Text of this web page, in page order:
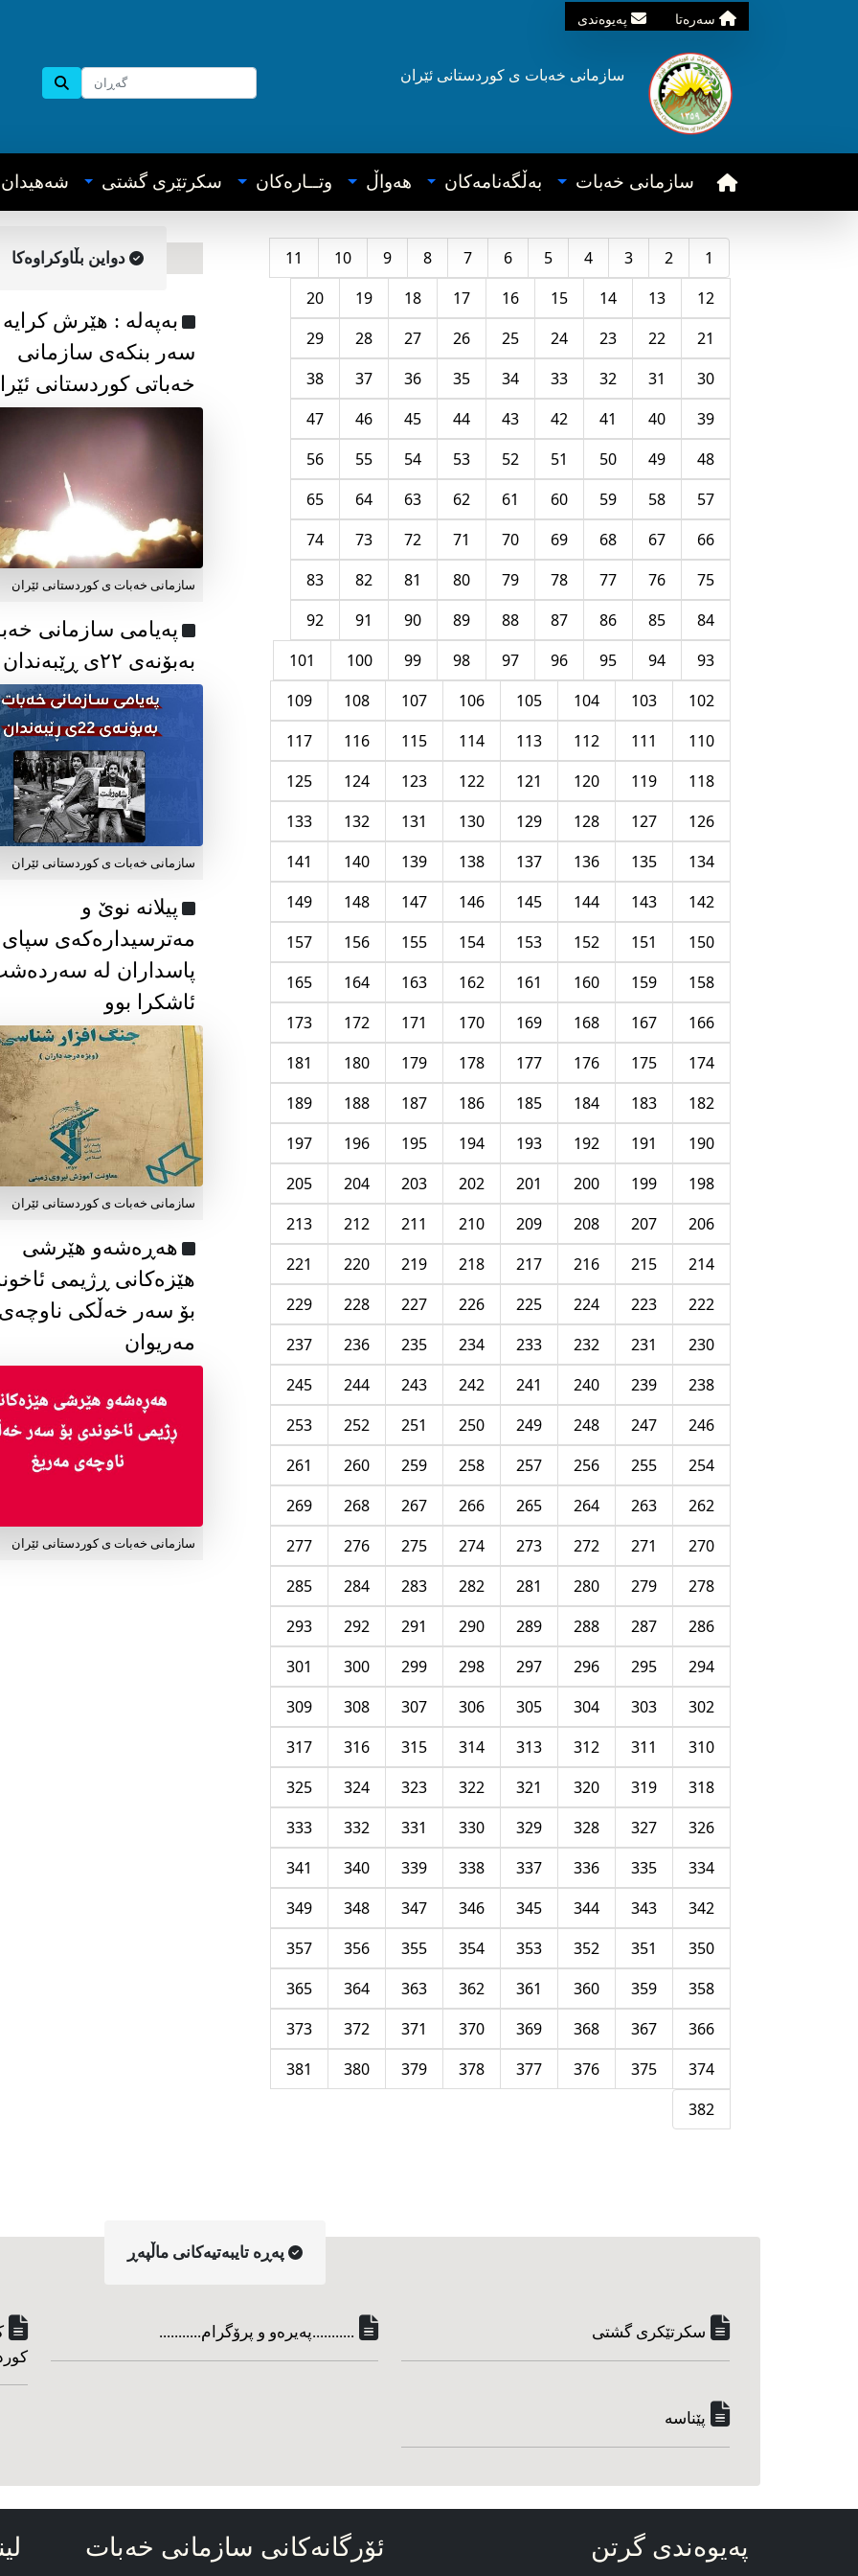
سه‌ره‌تا په‌یوه‌ندی
سازمانی خه‌بات ی کوردستانی ئێران
سازمانی خه‌بات به‌ڵگه‌نامه‌کان هه‌واڵ وتــاره‌کان سکرتێری گشتی شه‌هیدان
1
2
3
4
5
6
7
8
9
10
11
12
13
14
15
16
17
18
19
20
21
22
23
24
25
26
27
28
29
30
31
32
33
34
35
36
37
38
39
40
41
42
43
44
45
46
47
48
49
50
51
52
53
54
55
56
57
58
59
60
61
62
63
64
65
66
67
68
69
70
71
72
73
74
75
76
77
78
79
80
81
82
83
84
85
86
87
88
89
90
91
92
93
94
95
96
97
98
99
100
101
102
103
104
105
106
107
108
109
110
111
112
113
114
115
116
117
118
119
120
121
122
123
124
125
126
127
128
129
130
131
132
133
134
135
136
137
138
139
140
141
142
143
144
145
146
147
148
149
150
151
152
153
154
155
156
157
158
159
160
161
162
163
164
165
166
167
168
169
170
171
172
173
174
175
176
177
178
179
180
181
182
183
184
185
186
187
188
189
190
191
192
193
194
195
196
197
198
199
200
201
202
203
204
205
206
207
208
209
210
211
212
213
214
215
216
217
218
219
220
221
222
223
224
225
226
227
228
229
230
231
232
233
234
235
236
237
238
239
240
241
242
243
244
245
246
247
248
249
250
251
252
253
254
255
256
257
258
259
260
261
262
263
264
265
266
267
268
269
270
271
272
273
274
275
276
277
278
279
280
281
282
283
284
285
286
287
288
289
290
291
292
293
294
295
296
297
298
299
300
301
302
303
304
305
306
307
308
309
310
311
312
313
314
315
316
317
318
319
320
321
322
323
324
325
326
327
328
329
330
331
332
333
334
335
336
337
338
339
340
341
342
343
344
345
346
347
348
349
350
351
352
353
354
355
356
357
358
359
360
361
362
363
364
365
366
367
368
369
370
371
372
373
374
375
376
377
378
379
380
381
382
دواین بڵاوکراوه‌کا
به‌په‌له‌ : هێرش کرایە
سەر بنکەی سازمانی
خەباتی کوردستانی
سازمانی خەبات ی کوردستانی ئێران
پەیامی سازمانی
بەبۆنەی ۲۲ی ڕێبەندان
سازمانی خەبات ی كوردستانی ئێران
پیلانە نوێ و
مەترسیدارەکەی سپای
پاسداران لە
ئاشکرا بوو
سازمانی خەبات ی كوردستانی ئێران
هەڕەشەو هێرشی
هێزەکانی ڕژیمی
بۆ سەر خەڵکی
مەریوان
سازمانی خەبات ی کوردستانی ئێران
په‌ڕه‌ تایبه‌تیه‌کانی ماڵپه‌ڕ
سکرتێکری گشتی ...........په‌یره‌و و پرۆگرام...........
پێناسه‌
په‌یوه‌ندی گرتن ئۆرگانه‌کانی سازمانی خه‌بات